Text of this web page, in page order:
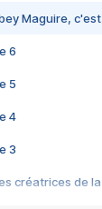
Maguire,
6
5
4
3
créatrices de la